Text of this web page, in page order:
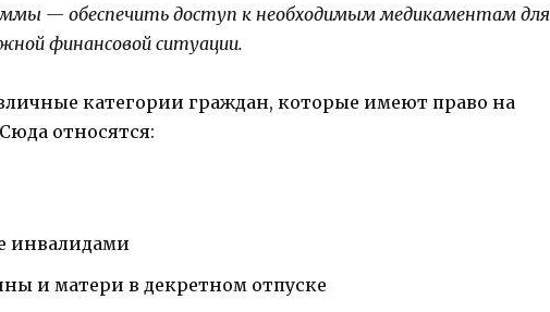
— обеспечить доступ к необходимым медикаментам для
финансовой ситуации.
категории граждан, которые имеют право на
относятся:
инвалидами
и матери в декретном отпуске